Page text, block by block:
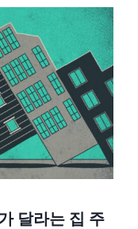
달라는 집 주